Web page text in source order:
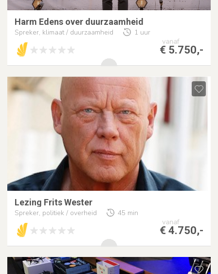
Harm Edens over duurzaamheid
Spreker, klimaat / duurzaamheid
1 uur
vanaf
€ 5.750,-
Lezing Frits Wester
Spreker, politiek / overheid
45 min
vanaf
€ 4.750,-